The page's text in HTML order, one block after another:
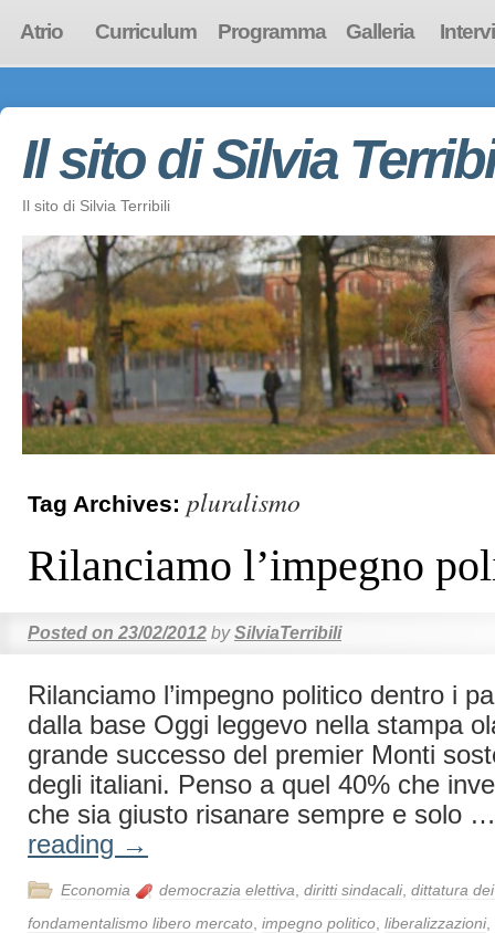
Atrio Curriculum Programma Galleria
Il sito di Silvia
Il sito di Silvia Terribili
Tag Archives: pluralismo
Rilanciamo l’impegno
Posted on 23/02/2012 by SilviaTerribili
Rilanciamo l’impegno politico dentro i
dalla base Oggi leggevo nella stampa
grande successo del premier Monti
degli italiani. Penso a quel 40% che
che sia giusto risanare sempre e solo
reading →
Economia democrazia elettiva diritti sindacali, dittatura
fondamentalismo libero mercato impegno politico liberalizzazioni,